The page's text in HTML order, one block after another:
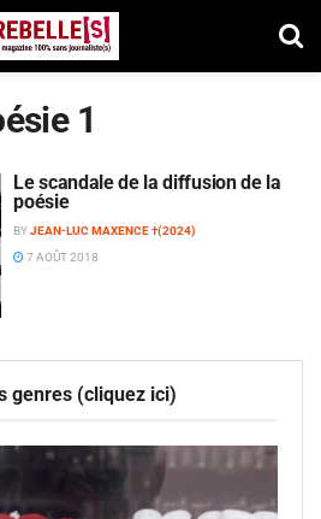
1
Le scandale de la diffusion de la
poésie
BYJEAN-LUC MAXENCE †(2024)
7 AOÛT 2018
genres (cliquez ici)